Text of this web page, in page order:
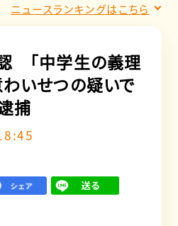
ニュースランキングはこちら
「中学生の義理
いせつの疑いで
捕